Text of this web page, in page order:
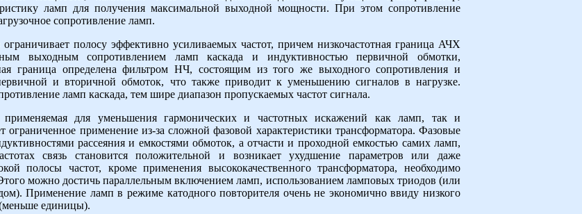
ламп для получения максимальной выходной мощности. При этом сопротивление
сопротивление ламп.
полосу эффективно усиливаемых частот, причем низкочастотная граница АЧХ
выходным сопротивлением ламп каскада и индуктивностью первичной обмотки,
граница определена фильтром НЧ, состоящим из того же выходного сопротивления и
и вторичной обмоток, что также приводит к уменьшению сигналов в нагрузке.
ламп каскада, тем шире диапазон пропускаемых частот сигнала.
применяемая для уменьшения гармонических и частотных искажений как ламп, так и
ограниченное применение из-за сложной фазовой характеристики трансформатора. Фазовые
рассеяния и емкостями обмоток, а отчасти и проходной емкостью самих ламп,
связь становится положительной и возникает ухудшение параметров или даже
полосы частот, кроме применения высококачественного трансформатора, необходимо
можно достичь параллельным включением ламп, использованием ламповых триодов (или
Применение ламп в режиме катодного повторителя очень не экономично ввиду низкого
единицы).